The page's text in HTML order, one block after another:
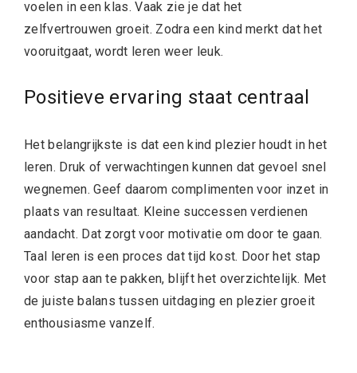
voelen in een klas. Vaak zie je dat het
zelfvertrouwen groeit. Zodra een kind merkt dat het
vooruitgaat, wordt leren weer leuk.
Positieve ervaring staat centraal
Het belangrijkste is dat een kind plezier houdt in het
leren. Druk of verwachtingen kunnen dat gevoel snel
wegnemen. Geef daarom complimenten voor inzet in
plaats van resultaat. Kleine successen verdienen
aandacht. Dat zorgt voor motivatie om door te gaan.
Taal leren is een proces dat tijd kost. Door het stap
voor stap aan te pakken, blijft het overzichtelijk. Met
de juiste balans tussen uitdaging en plezier groeit
enthousiasme vanzelf.